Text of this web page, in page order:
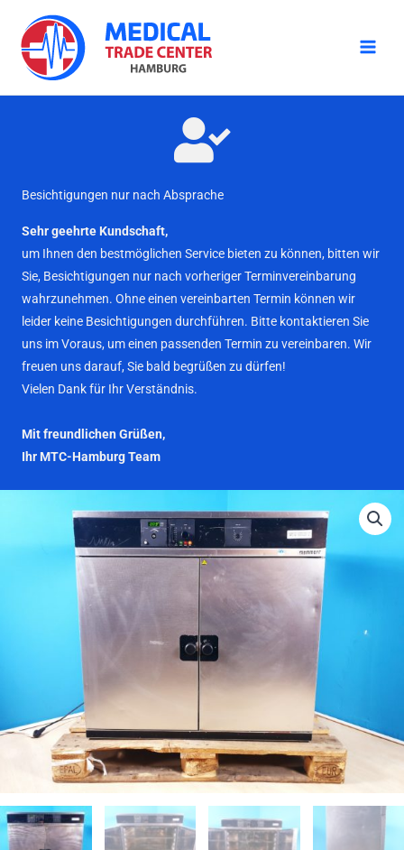
Inhalt
springen
Besichtigungen nur nach Absprache
Sehr geehrte Kundschaft,
um Ihnen den bestmöglichen Service bieten zu können, bitten wir
Sie, Besichtigungen nur nach vorheriger Terminvereinbarung
wahrzunehmen. Ohne einen vereinbarten Termin können wir
leider keine Besichtigungen durchführen. Bitte kontaktieren Sie
uns im Voraus, um einen passenden Termin zu vereinbaren. Wir
freuen uns darauf, Sie bald begrüßen zu dürfen!
Vielen Dank für Ihr Verständnis.
Mit freundlichen Grüßen,
Ihr MTC-Hamburg Team